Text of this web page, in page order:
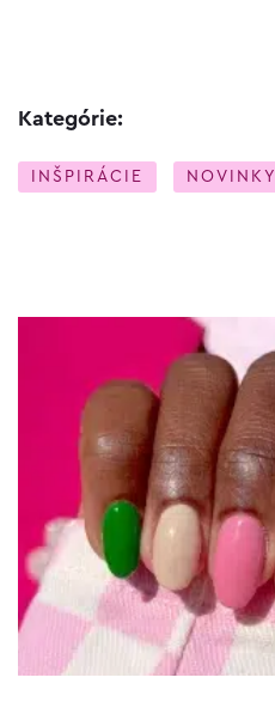
Kategórie:
INŠPIRÁCIE NOVINKY